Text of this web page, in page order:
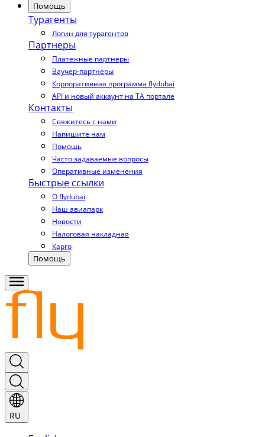
Помощь
Турагенты
Логин для турагентов
Партнеры
Платежные партнеры
Ваучер-партнеры
Корпоративная программа flydubai
API и новый аккаунт на TA портале
Контакты
Свяжитесь с нами
Напишите нам
Помощь
Часто задаваемые вопросы
Оперативные изменения
Быстрые ссылки
О flydubai
Наш авиапарк
Новости
Налоговая накладная
Карго
Помощь
RU